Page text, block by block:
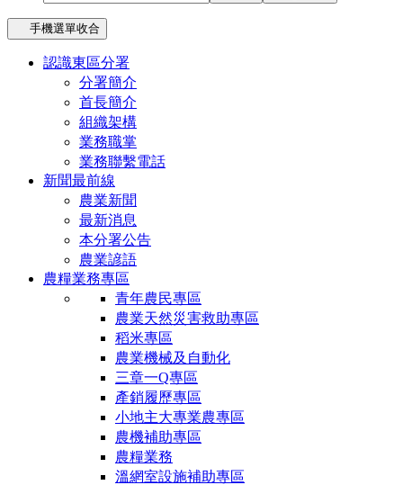
手機選單收合
認識東區分署
分署簡介
首長簡介
組織架構
業務職掌
業務聯繫電話
新聞最前線
農業新聞
最新消息
本分署公告
農業諺語
農糧業務專區
青年農民專區
農業天然災害救助專區
稻米專區
農業機械及自動化
三章一Q專區
產銷履歷專區
小地主大專業農專區
農機補助專區
農糧業務
溫網室設施補助專區